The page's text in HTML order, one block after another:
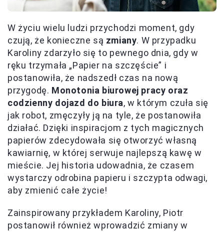
W życiu wielu ludzi przychodzi moment, gdy
czują, że konieczne są zmiany. W przypadku
Karoliny zdarzyło się to pewnego dnia, gdy w
ręku trzymała „Papier na szczęście” i
postanowiła, że nadszedł czas na nową
przygodę. Monotonia biurowej pracy oraz
codzienny dojazd do biura, w którym czuła się
jak robot, zmęczyły ją na tyle, że postanowiła
działać. Dzięki inspiracjom z tych magicznych
papierów zdecydowała się otworzyć własną
kawiarnię, w której serwuje najlepszą kawę w
mieście. Jej historia udowadnia, że czasem
wystarczy odrobina papieru i szczypta odwagi,
aby zmienić całe życie!
Zainspirowany przykładem Karoliny, Piotr
postanowił również wprowadzić zmiany w